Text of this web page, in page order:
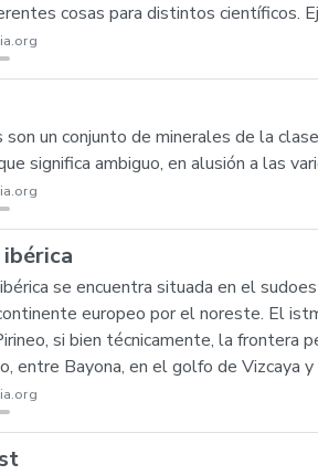
cosas para distintos científicos.
son un conjunto de minerales de la
significa ambiguo, en alusión a las
se encuentra situada en el
europeo por el noreste. El
si bien técnicamente, la frontera
entre Bayona, en el golfo de Vizcaya